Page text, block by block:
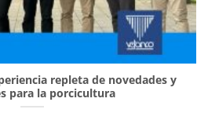
repleta de novedades y
para la porcicultura